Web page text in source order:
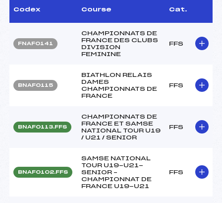
Codex Course Cat.
FNAF0141
CHAMPIONNATS DE
FRANCE DES CLUBS
DIVISION
FEMININE
FFS
BNAF0115
BIATHLON RELAIS
DAMES
CHAMPIONNATS DE
FRANCE
FFS
BNAF0113.FFS
CHAMPIONNATS DE
FRANCE ET SAMSE
NATIONAL TOUR U19
/ U21 / SENIOR
FFS
BNAF0102.FFS
SAMSE NATIONAL
TOUR U19-U21-
SENIOR –
CHAMPIONNAT DE
FRANCE U19-U21
FFS